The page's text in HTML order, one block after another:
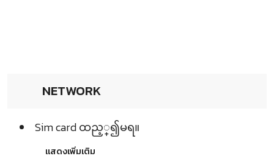
NETWORK
Sim card ထည့္၍မရ။
แสดงเพิ่มเติม